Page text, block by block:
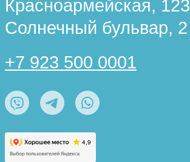
Красноармейская, 123
Солнечный бульвар, 2
+7 923 500 0001